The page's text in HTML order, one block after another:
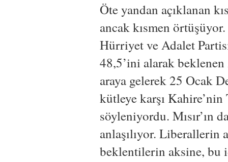
Öte yandan açıklanan
ancak kısmen
Hürriyet ve Adalet
48,5’ini alarak beklenen
araya gelerek 25 Ocak
kütleye karşı Kahire’nin
söyleniyordu. Mısır’ın
anlaşılıyor. Liberallerin
beklentilerin aksine, bu